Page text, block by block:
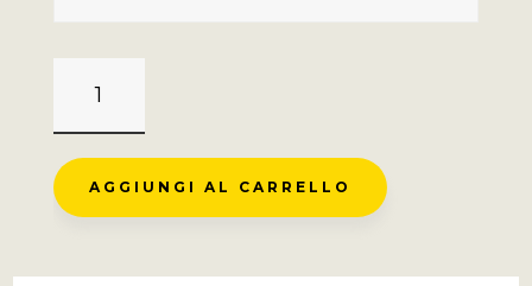
ROUGE
GAZON
-
ST
SUR
AGGIUNGI AL CARRELLO